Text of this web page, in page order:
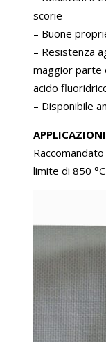
scorie
– Buone
– Resistenza
maggior parte
acido
– Disponibile
limite di 850 °C